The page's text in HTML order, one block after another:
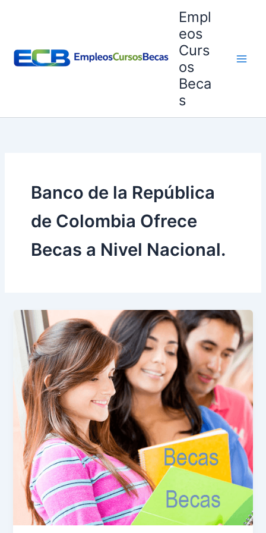
Empl
eos
Curs
os
Beca
s
Banco de la República
de Colombia Ofrece
Becas a Nivel Nacional.